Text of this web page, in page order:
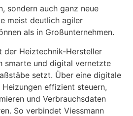
sondern auch ganz neue
meist deutlich agiler
als in Großunternehmen.
der Heiztechnik-Hersteller
smarte und digital vernetzte
setzt. Über eine digitale
effizient steuern,
und Verbrauchsdaten
So verbindet Viessmann